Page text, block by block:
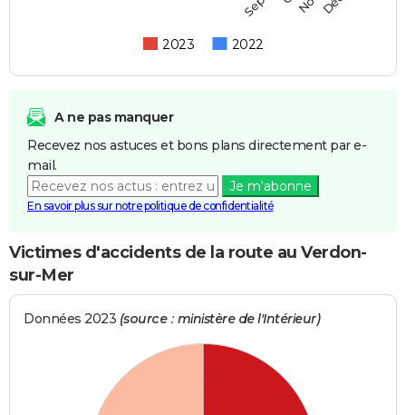
2023 2022
A ne pas manquer
Recevez nos astuces et bons plans directement par e-
mail.
Je m'abonne
En savoir plus sur notre politique de confidentialité
Victimes d'accidents de la route au Verdon-
sur-Mer
Données 2023 (source : ministère de l'Intérieur)